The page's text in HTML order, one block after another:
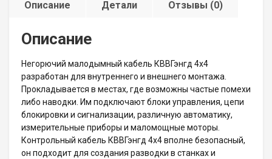
Описание Детали Отзывы (0)
Описание
Негорючий малодымный кабель КВВГэнгд 4х4
разработан для внутреннего и внешнего монтажа.
Прокладывается в местах, где возможны частые помехи
либо наводки. Им подключают блоки управления, цепи
блокировки и сигнализации, различную автоматику,
измерительные приборы и маломощные моторы.
Контрольный кабель КВВГэнгд 4х4 вполне безопасный,
он подходит для создания разводки в станках и